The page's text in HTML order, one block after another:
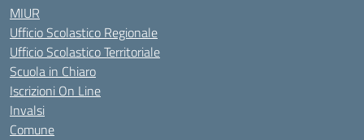
MIUR
Ufficio Scolastico Regionale
Ufficio Scolastico Territoriale
Scuola in Chiaro
Iscrizioni On Line
Invalsi
Comune